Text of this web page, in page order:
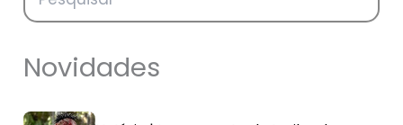
Novidades